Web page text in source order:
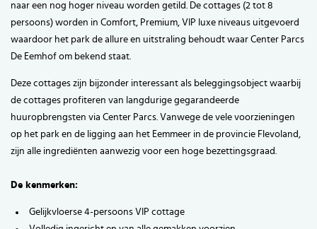
naar een nog hoger niveau worden getild. De cottages (2 tot 8
persoons) worden in Comfort, Premium, VIP luxe niveaus uitgevoerd
waardoor het park de allure en uitstraling behoudt waar Center Parcs
De Eemhof om bekend staat.
Deze cottages zijn bijzonder interessant als beleggingsobject waarbij
de cottages profiteren van langdurige gegarandeerde
huuropbrengsten via Center Parcs. Vanwege de vele voorzieningen
op het park en de ligging aan het Eemmeer in de provincie Flevoland,
zijn alle ingrediënten aanwezig voor een hoge bezettingsgraad.
De kenmerken:
Gelijkvloerse 4-persoons VIP cottage